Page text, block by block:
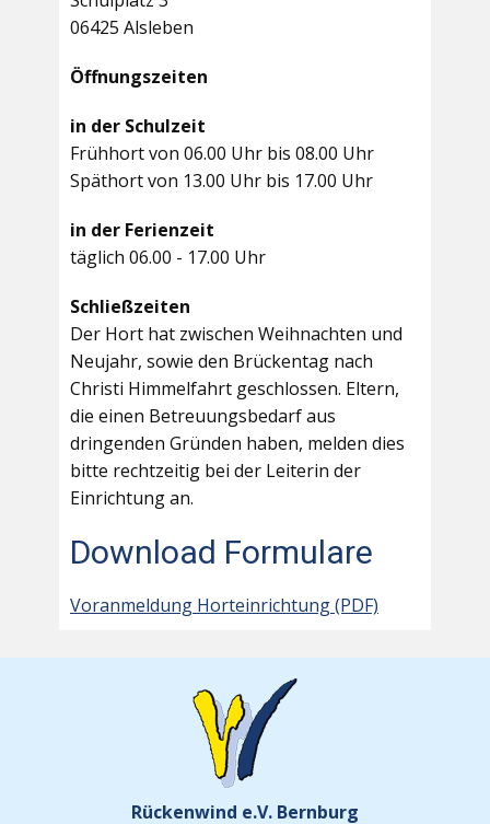
06425 Alsleben
Öffnungszeiten
in der Schulzeit
Frühhort von 06.00 Uhr bis 08.00 Uhr
Späthort von 13.00 Uhr bis 17.00 Uhr
in der Ferienzeit
täglich 06.00 - 17.00 Uhr
Schließzeiten
Der Hort hat zwischen Weihnachten und
Neujahr, sowie den Brückentag nach
Christi Himmelfahrt geschlossen. Eltern,
die einen Betreuungsbedarf aus
dringenden Gründen haben, melden dies
bitte rechtzeitig bei der Leiterin der
Einrichtung an.
Download Formulare
Voranmeldung Horteinrichtung (PDF)
Rückenwind e.V. Bernburg